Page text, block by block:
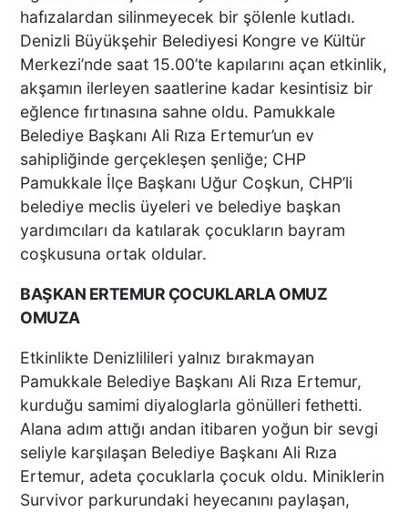
hafızalardan silinmeyecek bir şölenle kutladı.
Denizli Büyükşehir Belediyesi Kongre ve Kültür
Merkezi’nde saat 15.00’te kapılarını açan etkinlik,
akşamın ilerleyen saatlerine kadar kesintisiz bir
eğlence fırtınasına sahne oldu. Pamukkale
Belediye Başkanı Ali Rıza Ertemur’un ev
sahipliğinde gerçekleşen şenliğe; CHP
Pamukkale İlçe Başkanı Uğur Coşkun, CHP’li
belediye meclis üyeleri ve belediye başkan
yardımcıları da katılarak çocukların bayram
coşkusuna ortak oldular.
BAŞKAN ERTEMUR ÇOCUKLARLA OMUZ
OMUZA
Etkinlikte Denizlilileri yalnız bırakmayan
Pamukkale Belediye Başkanı Ali Rıza Ertemur,
kurduğu samimi diyaloglarla gönülleri fethetti.
Alana adım attığı andan itibaren yoğun bir sevgi
seliyle karşılaşan Belediye Başkanı Ali Rıza
Ertemur, adeta çocuklarla çocuk oldu. Miniklerin
Survivor parkurundaki heyecanını paylaşan,